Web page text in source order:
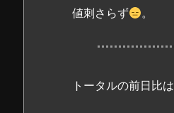
値刺さらず
。
トータルの前日比は